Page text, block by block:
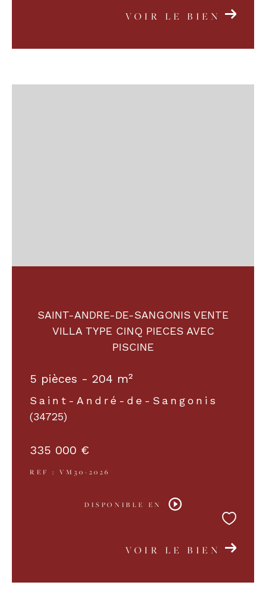
VOIR LE BIEN
SAINT-ANDRE-DE-SANGONIS VENTE
VILLA TYPE CINQ PIECES AVEC
PISCINE
5 pièces - 204 m²
Saint-André-de-Sangonis
(34725)
335 000 €
REF : VM30-2026
DISPONIBLE EN
VOIR LE BIEN